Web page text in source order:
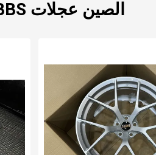
الصين عجلات BBS مزورة